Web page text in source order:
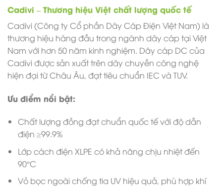
Cadivi – Thương hiệu Việt chất lượng quốc tế
Cadivi (Công ty Cổ phần Dây Cáp Điện Việt Nam) là
thương hiệu hàng đầu trong ngành dây cáp tại Việt
Nam với hơn 50 năm kinh nghiệm. Dây cáp DC của
Cadivi được sản xuất trên dây chuyền công nghệ
hiện đại từ Châu Âu, đạt tiêu chuẩn IEC và TUV.
Ưu điểm nổi bật:
Chất lượng đồng đạt chuẩn quốc tế với độ dẫn
điện ≥99.9%
Lớp cách điện XLPE có khả năng chịu nhiệt đến
90°C
Vỏ bọc ngoài chống tia UV hiệu quả, phù hợp khí